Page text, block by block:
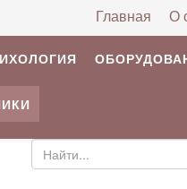
О
Главная